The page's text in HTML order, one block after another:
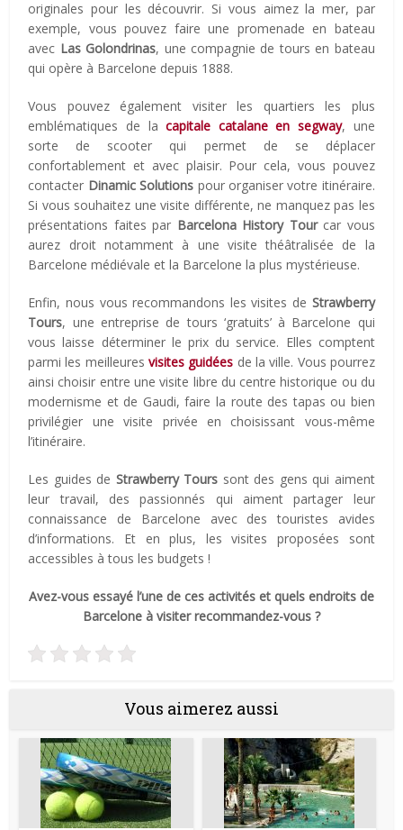
originales pour les découvrir. Si vous aimez la mer, par
exemple, vous pouvez faire une promenade en bateau
avec Las Golondrinas, une compagnie de tours en bateau
qui opère à Barcelone depuis 1888.
Vous pouvez également visiter les quartiers les plus
emblématiques de lacapitale catalane en segway, une
sorte de scooter qui permet de se déplacer
confortablement et avec plaisir. Pour cela, vous pouvez
contacter Dinamic Solutions pour organiser votre itinéraire.
Si vous souhaitez une visite différente, ne manquez pas les
présentations faites par Barcelona History Tourcar vous
aurez droit notamment à une visite théâtralisée de la
Barcelone médiévale et la Barcelone la plus mystérieuse.
Enfin, nous vous recommandons les visites de Strawberry
Tours, une entreprise de tours ‘gratuits’ à Barcelone qui
vous laisse déterminer le prix du service. Elles comptent
parmi les meilleuresvisites guidées de la ville. Vous pourrez
ainsi choisir entre une visite libre du centre historique ou du
modernisme et de Gaudi, faire la route des tapas ou bien
privilégier une visite privée en choisissant vous-même
l’itinéraire.
Les guides de Strawberry Tours sont des gens qui aiment
leur travail, des passionnés qui aiment partager leur
connaissance de Barcelone avec des touristes avides
d’informations. Et en plus, les visites proposées sont
accessibles à tous les budgets !
Avez-vous essayé l’une de ces activités et quels endroits de
Barcelone à visiter recommandez-vous ?
Vous aimerez aussi